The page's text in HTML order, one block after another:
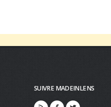
SUIVRE MADEINLENS